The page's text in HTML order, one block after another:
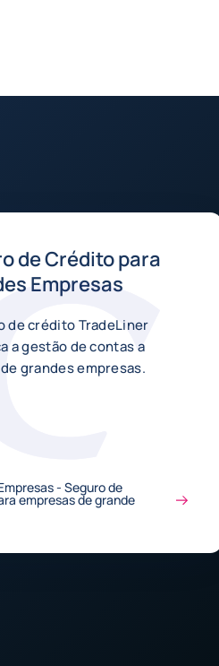
de Crédito para
Empresas
de crédito TradeLiner
a gestão de contas a
grandes empresas.
- Seguro de
empresas de grande